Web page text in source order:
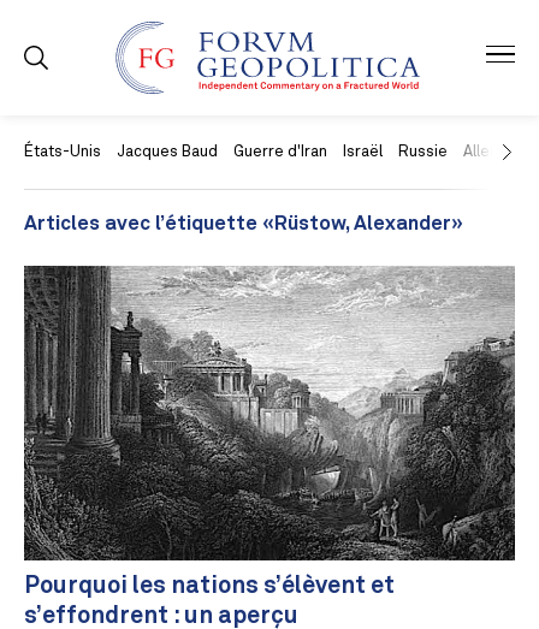
États-Unis Jacques Baud Guerre d'Iran Israël Russie Allemagne
Articles avec l’étiquette «Rüstow, Alexander»
Pourquoi les nations s’élèvent et
s’effondrent : un aperçu